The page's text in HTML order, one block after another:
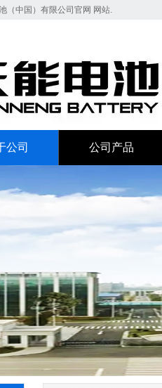
（中国）有限公司官网 网站.
公司
公司
公司产品
公司产品